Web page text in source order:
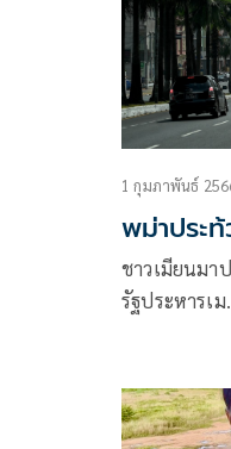
1 กุมภาพันธ์
พม่าประ
ชาวเมียนมา
รัฐประหารเ